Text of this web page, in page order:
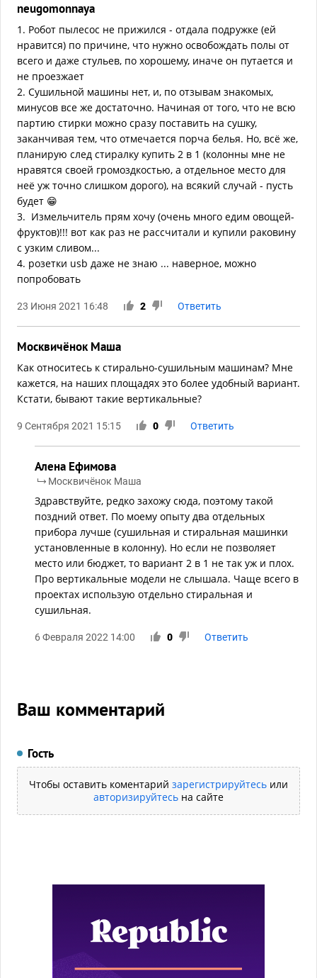
neugomonnaya
1. Робот пылесос не прижился - отдала подружке (ей
нравится) по причине, что нужно освобождать полы от
всего и даже стульев, по хорошему, иначе он путается и
не проезжает
2. Сушильной машины нет, и, по отзывам знакомых,
минусов все же достаточно. Начиная от того, что не всю
партию стирки можно сразу поставить на сушку,
заканчивая тем, что отмечается порча белья. Но, всё же,
планирую след стиралку купить 2 в 1 (колонны мне не
нравятся своей громоздкостью, а отдельное место для
неё уж точно слишком дорого), на всякий случай - пусть
будет 😁
3. Измельчитель прям хочу (очень много едим овощей-
фруктов)!!! вот как раз не рассчитали и купили раковину
с узким сливом...
4. розетки usb даже не знаю ... наверное, можно
попробовать
23 Июня 2021 16:48 2 Ответить
Москвичёнок Маша
Как относитесь к стирально-сушильным машинам? Мне
кажется, на наших площадях это более удобный вариант.
Кстати, бывают такие вертикальные?
9 Сентября 2021 15:15 0 Ответить
Алена Ефимова
Москвичёнок Маша
Здравствуйте, редко захожу сюда, поэтому такой
поздний ответ. По моему опыту два отдельных
прибора лучше (сушильная и стиральная машинки
установленные в колонну). Но если не позволяет
место или бюджет, то вариант 2 в 1 не так уж и плох.
Про вертикальные модели не слышала. Чаще всего в
проектах использую отдельно стиральная и
сушильная.
6 Февраля 2022 14:00 0 Ответить
Ваш комментарий
Гость
Чтобы оставить коментарий зарегистрируйтесь или
авторизируйтесь на сайте